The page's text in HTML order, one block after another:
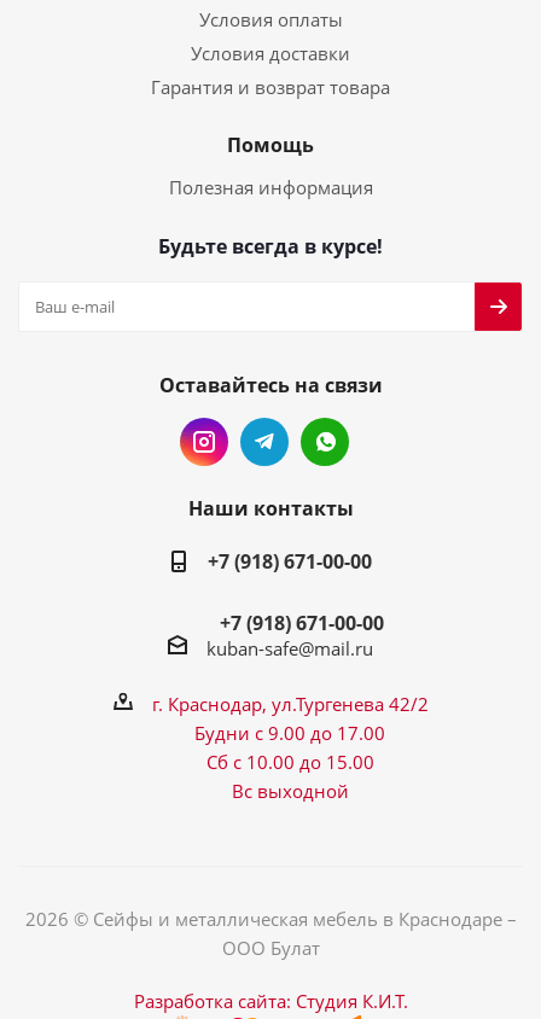
Условия оплаты
Условия доставки
Гарантия и возврат товара
Помощь
Полезная информация
Будьте всегда в курсе!
Оставайтесь на связи
Наши контакты
+7 (918) 671-00-00
+7 (918) 671-00-00
kuban-safe@mail.ru
г. Краснодар, ул.Тургенева 42/2
Будни с 9.00 до 17.00
Сб с 10.00 до 15.00
Вс выходной
2026 © Сейфы и металлическая мебель в Краснодаре –
ООО Булат
Разработка сайта: Студия К.И.Т.